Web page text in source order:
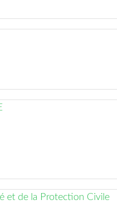
et de la Protection Civile